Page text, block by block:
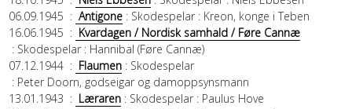
06.09.1945 : Antigone: Skodespelar: Kreon, konge i Teben
16.06.1945 : Kvardagen / Nordisk samhald / Føre Cannæ
: Skodespelar: Hannibal (Føre Cannæ)
07.12.1944: Flaumen: Skodespelar
: Peter Doorn, godseigar og damoppsynsmann
13.01.1943 : Læraren: Skodespelar: Paulus Hove